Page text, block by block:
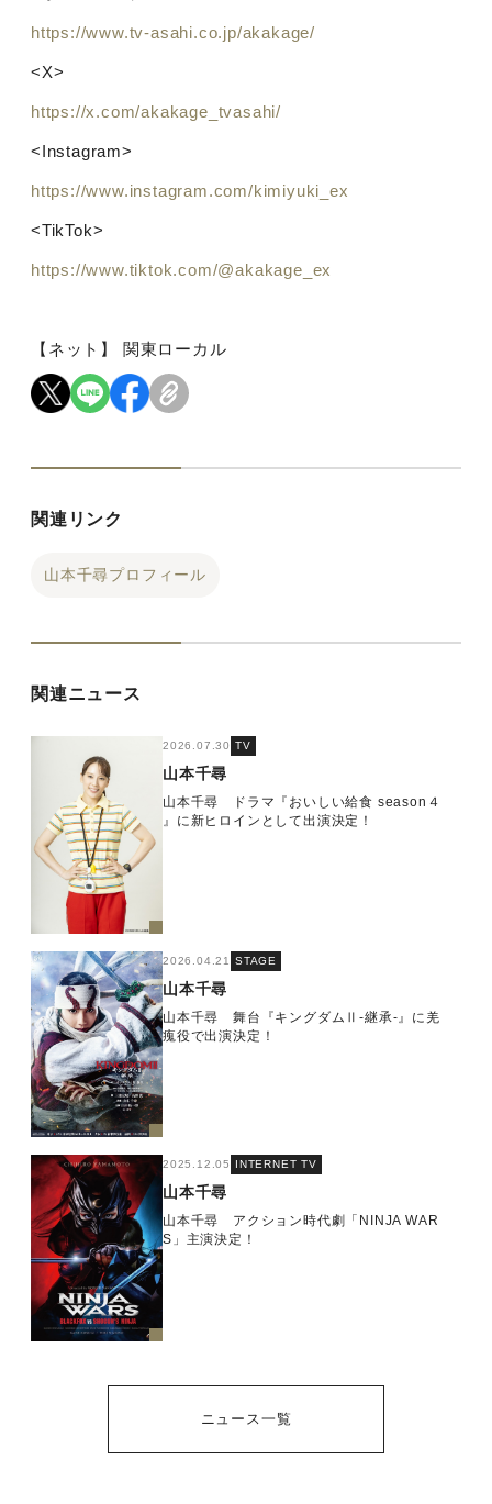
https://www.tv-asahi.co.jp/akakage/
<X>
https://x.com/akakage_tvasahi/
<Instagram>
https://www.instagram.com/kimiyuki_ex
<TikTok>
https://www.tiktok.com/@akakage_ex
【ネット】 関東ローカル
関連リンク
山本千尋プロフィール
関連ニュース
2026.07.30 TV
山本千尋
山本千尋 ドラマ『おいしい給食 season４
』に新ヒロインとして出演決定！
2026.04.21 STAGE
山本千尋
山本千尋 舞台『キングダムⅡ-継承-』に羌
瘣役で出演決定！
2025.12.05 INTERNET TV
山本千尋
山本千尋 アクション時代劇「NINJA WAR
S」主演決定！
ニュース一覧